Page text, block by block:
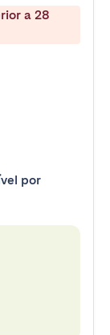
a 28
por